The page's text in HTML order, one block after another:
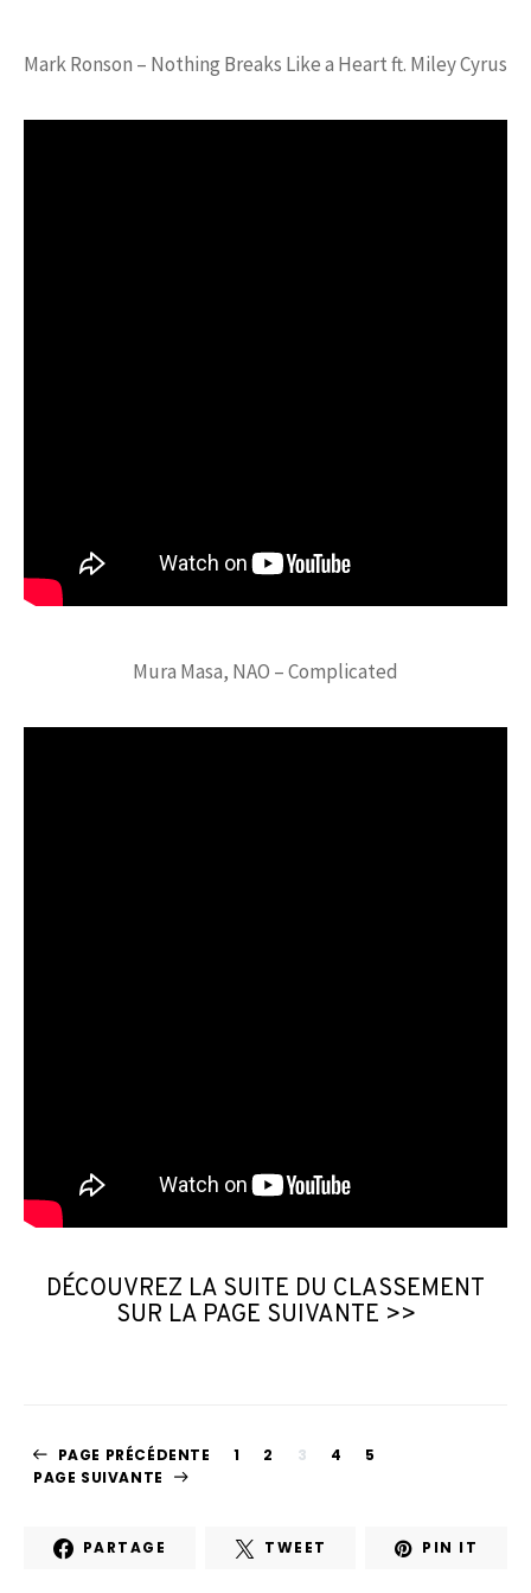
Mark Ronson – Nothing Breaks Like a Heart ft. Miley Cyrus
Mura Masa, NAO – Complicated
DÉCOUVREZ LA SUITE DU CLASSEMENT
SUR LA PAGE SUIVANTE >>
PAGE PRÉCÉDENTE 1 2 3 4
5
PAGE SUIVANTE
PARTAGE TWEET PIN IT